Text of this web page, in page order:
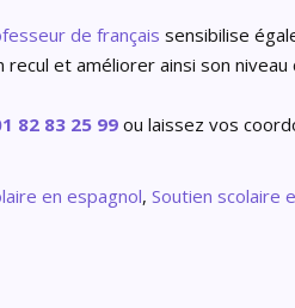
de français sensibilise
et améliorer ainsi son
82 83 25 99 ou laissez vos
en espagnol, Soutien scolaire